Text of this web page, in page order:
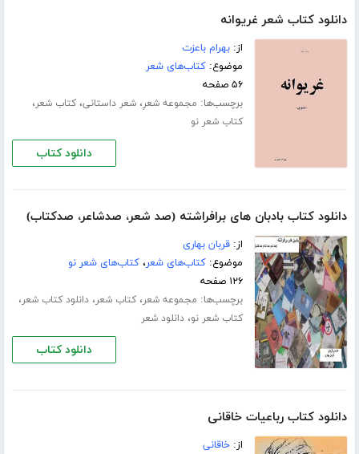
دانلود کتاب شعر غریوانه
از:بهرام باعزت
موضوع:کتاب‌های شعر
۵۶ صفحه
برچسب‌ها: مجموعه شعرِ،شعر داستانی،کتاب شعر،
کتاب شعر نو
دانلود کتاب
دانلود کتاب بادبان های برافراشته (صد شعر، صدشاعر، صدکتاب)
از:قربان بهاری
موضوع:کتاب‌های شعر،کتاب‌های شعر نو
۱۲۶ صفحه
برچسب‌ها: مجموعه شعر،کتاب شعر،دانلود کتاب شعر،
کتاب شعر نو،دانلود شعر
دانلود کتاب
دانلود کتاب رباعیات خاقانی
از:خاقانی